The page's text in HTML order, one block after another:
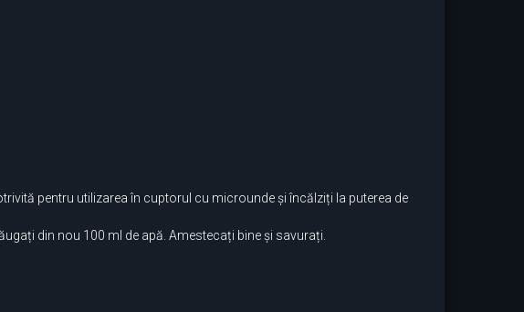
pentru utilizarea în cuptorul cu microunde și încălziți la puterea de
din nou 100 ml de apă. Amestecați bine și savurați.